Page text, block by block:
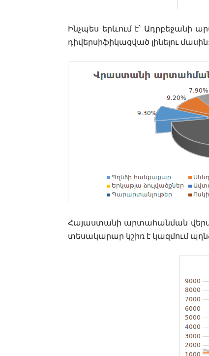
Ինչպես երևում է՝ Ադրբեջանի
դիվերսիֆիկացված լինելու մասին:
Հայաստանի արտահանման
տեսակարար կշիռ է կազմում